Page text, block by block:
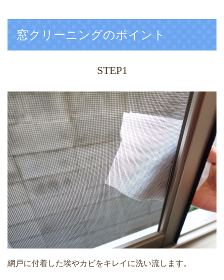
窓クリーニングのポイント
STEP1
網戸に付着した埃やカビをキレイに洗い流します。